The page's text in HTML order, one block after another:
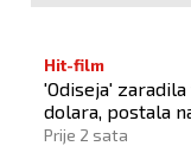
Hit-film
'Odiseja'
dolara, postala
Christophera
Prije 2 sata